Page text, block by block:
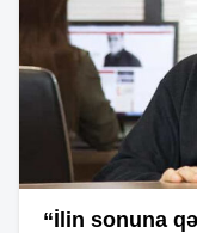
“İlin sonuna